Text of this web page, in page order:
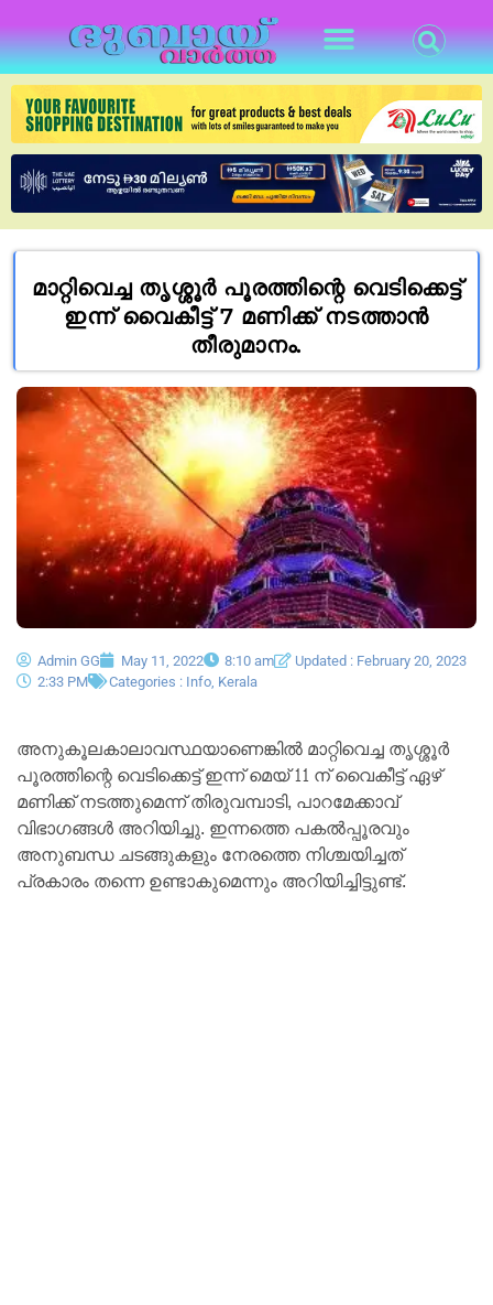
മാറ്റിവെച്ച തൃശ്ശൂര്‍ പൂരത്തിന്റെ വെടിക്കെട്ട്
ഇന്ന് വൈകീട്ട് 7 മണിക്ക് നടത്താൻ
തീരുമാനം.
Admin GG May 11, 2022 8:10 am
Updated : February 20, 2023
2:33 PM
Categories : Info Kerala
അനുകൂലകാലാവസ്ഥയാണെങ്കിൽ മാറ്റിവെച്ച തൃശ്ശൂര്‍
പൂരത്തിന്റെ വെടിക്കെട്ട് ഇന്ന് മെയ് 11 ന് വൈകീട്ട് ഏഴ്
മണിക്ക് നടത്തുമെന്ന് തിരുവമ്പാടി, പാറമേക്കാവ്
വിഭാഗങ്ങള്‍ അറിയിച്ചു. ഇന്നത്തെ പകല്‍പ്പൂരവും
അനുബന്ധ ചടങ്ങുകളും നേരത്തെ നിശ്ചയിച്ചത്
പ്രകാരം തന്നെ ഉണ്ടാകുമെന്നും അറിയിച്ചിട്ടുണ്ട്.